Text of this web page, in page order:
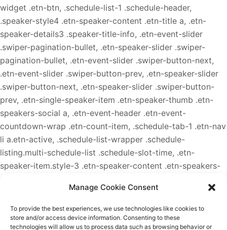
Manage Cookie Consent
To provide the best experiences, we use technologies like cookies to
store and/or access device information. Consenting to these
technologies will allow us to process data such as browsing behavior or
widget .etn-btn, .schedule-list-1 .schedule-header,
.speaker-style4 .etn-speaker-content .etn-title a, .etn-
speaker-details3 .speaker-title-info, .etn-event-slider
.swiper-pagination-bullet, .etn-speaker-slider .swiper-
pagination-bullet, .etn-event-slider .swiper-button-next,
.etn-event-slider .swiper-button-prev, .etn-speaker-slider
.swiper-button-next, .etn-speaker-slider .swiper-button-
prev, .etn-single-speaker-item .etn-speaker-thumb .etn-
speakers-social a, .etn-event-header .etn-event-
countdown-wrap .etn-count-item, .schedule-tab-1 .etn-nav
li a.etn-active, .schedule-list-wrapper .schedule-
listing.multi-schedule-list .schedule-slot-time, .etn-
speaker-item.style-3 .etn-speaker-content .etn-speakers-
.etn-btn, button.etn-btn.etn-btn-primary, .etn-schedule-
style-3 ul li:before, .etn-zoom-btn, .cat-radio-btn-list
[type=radio]:checked+label:after, .cat-radio-btn-list